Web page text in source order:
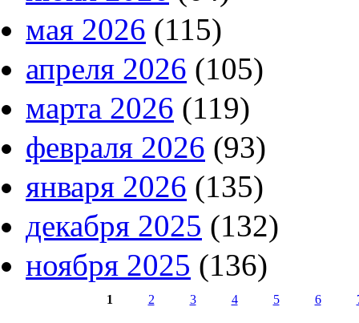
мая 2026 (115)
апреля 2026 (105)
марта 2026 (119)
февраля 2026 (93)
января 2026 (135)
декабря 2025 (132)
ноября 2025 (136)
1 2 3 4 5 6